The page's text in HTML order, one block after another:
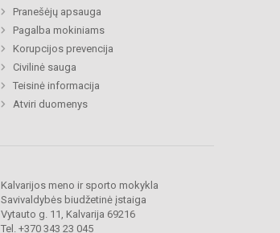
Pranešėjų apsauga
Pagalba mokiniams
Korupcijos prevencija
Civilinė sauga
Teisinė informacija
Atviri duomenys
Kalvarijos meno ir sporto mokykla
Savivaldybės biudžetinė įstaiga
Vytauto g. 11, Kalvarija 69216
Tel. +370 343 23 045